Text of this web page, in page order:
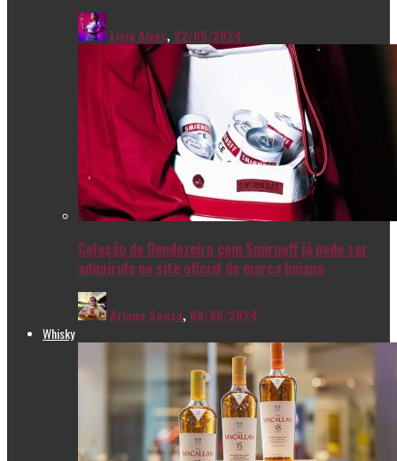
Livia Alves, 22/05/2024
Coleção de Dendezeiro com Smirnoff já pode ser
adquirida no site oficial da marca baiana
Ariana Souza, 08/05/2024
Whisky